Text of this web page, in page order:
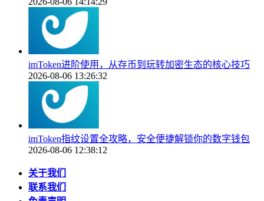
imToken进阶使用，从存币到玩转加密生态的核心技巧
2026-08-06 13:26:32
imToken指纹设置全攻略，安全便捷解锁你的数字钱包
2026-08-06 12:38:12
关于我们
联系我们